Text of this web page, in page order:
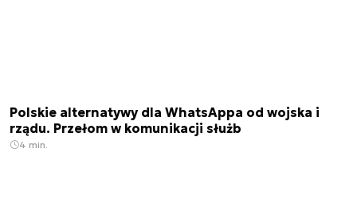
Polskie alternatywy dla WhatsAppa od wojska i
rządu. Przełom w komunikacji służb
4 min.